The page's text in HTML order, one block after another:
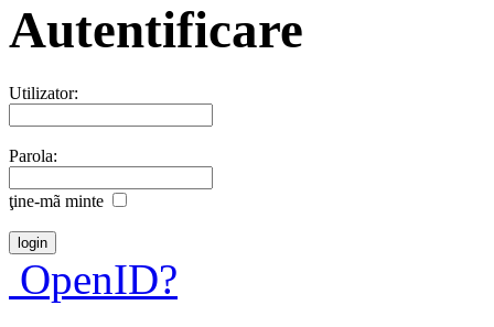
Autentificare
Utilizator:
Parola:
ţine-mã minte
OpenID?